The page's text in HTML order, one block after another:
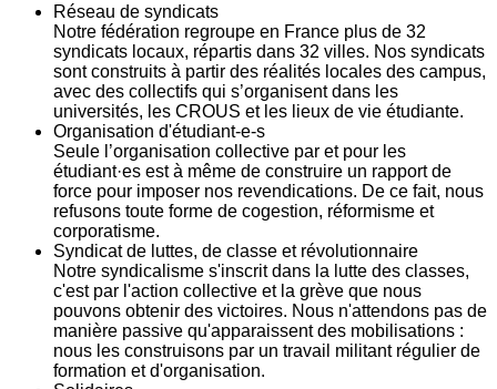
Réseau de syndicats
Notre fédération regroupe en France plus de 32
syndicats locaux, répartis dans 32 villes. Nos syndicats
sont construits à partir des réalités locales des campus,
avec des collectifs qui s’organisent dans les
universités, les CROUS et les lieux de vie étudiante.
Organisation d'étudiant-e-s
Seule l’organisation collective par et pour les
étudiant·es est à même de construire un rapport de
force pour imposer nos revendications. De ce fait, nous
refusons toute forme de cogestion, réformisme et
corporatisme.
Syndicat de luttes, de classe et révolutionnaire
Notre syndicalisme s'inscrit dans la lutte des classes,
c'est par l'action collective et la grève que nous
pouvons obtenir des victoires. Nous n'attendons pas de
manière passive qu'apparaissent des mobilisations :
nous les construisons par un travail militant régulier de
formation et d'organisation.